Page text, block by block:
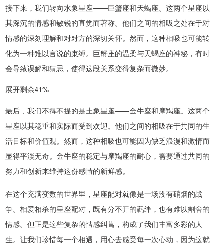
接下来，我们转向水象星座——巨蟹座和天蝎座。这两个星座以
其深沉的情感和敏锐的直觉而著称。他们之间的相吸之处在于对
情感的深刻理解和对对方的深切关怀。然而，这种相吸也可能转
化为一种难以言说的束缚。巨蟹座的温柔与天蝎座的神秘，有时
会导致误解和猜忌，使得这段关系变得复杂而微妙。
展开剩余41%
最后，我们不得不提的是土象星座——金牛座和摩羯座。这两个
星座以其稳重和实际而受到欢迎。他们之间的相吸在于共同的生
活目标和价值观。然而，这种相吸也可能因为缺乏浪漫和激情而
显得平淡无奇。金牛座的稳定与摩羯座的耐心，需要通过共同的
努力和创新来维持这份感情的新鲜感。
在这个充满变数的世界里，星座配对就像是一场没有硝烟的战
争。相爱相杀的星座配对，既有分不开的羁绊，也有难以割舍的
情感。但正是这些复杂的情感纠葛，构成了我们丰富多彩的人
生。让我们珍惜每一个相遇，用心去感受每一次心动，因为这就